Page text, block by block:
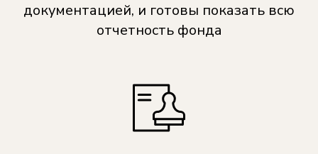
документацией, и готовы показать всю
отчетность фонда